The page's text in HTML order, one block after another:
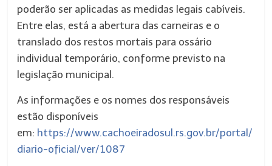
poderão ser aplicadas as medidas legais cabíveis.
Entre elas, está a abertura das carneiras e o
translado dos restos mortais para ossário
individual temporário, conforme previsto na
legislação municipal.
As informações e os nomes dos responsáveis
estão disponíveis
em: https://www.cachoeiradosul.rs.gov.br/portal/
diario-oficial/ver/1087